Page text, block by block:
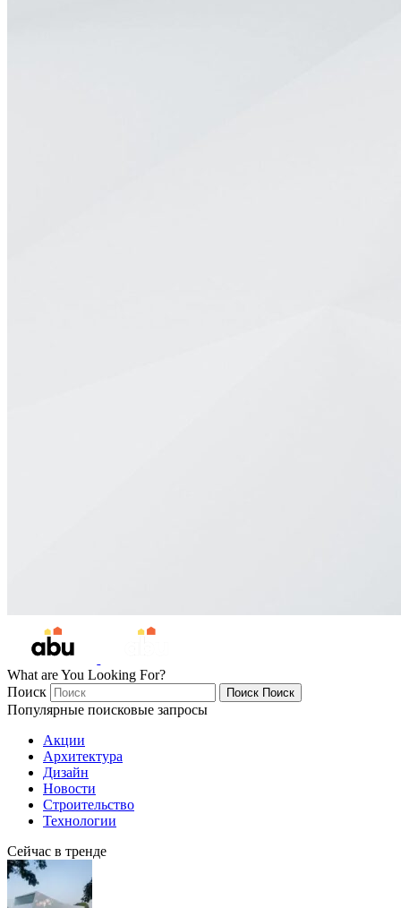
What are You Looking For?
Поиск
Поиск Поиск
Популярные поисковые запросы
Акции
Архитектура
Дизайн
Новости
Строительство
Технологии
Сейчас в тренде